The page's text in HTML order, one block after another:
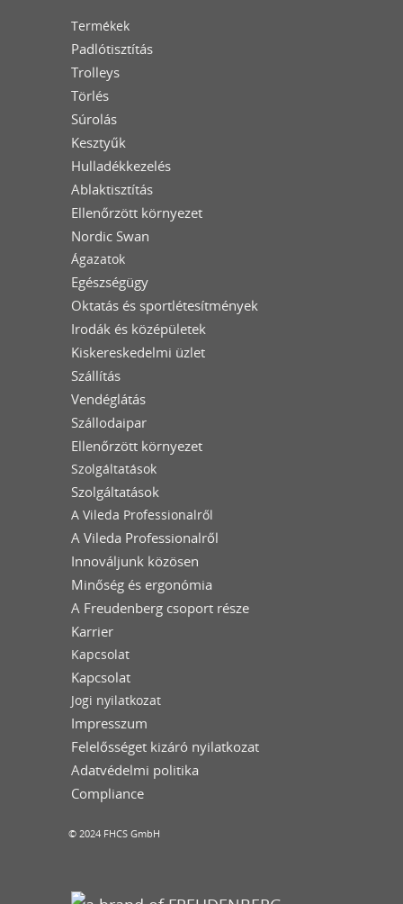
Termékek
Padlótisztítás
Trolleys
Törlés
Súrolás
Kesztyűk
Hulladékkezelés
Ablaktisztítás
Ellenőrzött környezet
Nordic Swan
Ágazatok
Egészségügy
Oktatás és sportlétesítmények
Irodák és középületek
Kiskereskedelmi üzlet
Szállítás
Vendéglátás
Szállodaipar
Ellenőrzött környezet
Szolgáltatások
Szolgáltatások
A Vileda Professionalről
A Vileda Professionalről
Innováljunk közösen
Minőség és ergonómia
A Freudenberg csoport része
Karrier
Kapcsolat
Kapcsolat
Jogi nyilatkozat
Impresszum
Felelősséget kizáró nyilatkozat
Adatvédelmi politika
Compliance
© 2024 FHCS GmbH